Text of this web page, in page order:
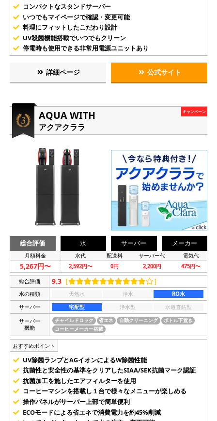
コンパクトなスタンドサーバー
いつでもマイページで確認・変更可能
料理にフィットしたこだわり設計
UV殺菌機能搭載でいつでもクリーン
停電時も使用できる非常用電源ユニットあり
詳細ページ 公式サイト
AQUA WITH
アクアクララ
キャンペーン
総合評価 水 サーバー メーカー
月額料金 水代 配送料 サーバー代 電気代
5,267円〜 2,592円〜 0円 2,200円 475円〜
総合評価 9.3 ［ ］
水の種類 天然水 浄水
RO水
サーバー
宅配型 浄水型
水道直結型
サーバー
機能
チャイルドロック 省エネ 自動クリーニング
ボトル下置き
コーヒーメーカー搭載
おすすめポイント
UV除菌ランプとAGイオンによるW除菌性能
抗菌性と安全性の基準をクリアしたSIAA/SEK抗菌マーク認証
抗菌加工を施したエアフィルターを使用
コーヒーマシンを搭載し１台で様々なメニューが楽しめる
操作パネルがサーバー上部で簡単便利
ECOモードによる省エネで消費電力を約45%削減